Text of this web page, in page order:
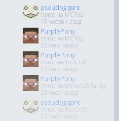
pseudogigant
голос на MCTop
10 часов назад
PurplePony
голос на MCTop
23 часа назад
PurplePony
голос на TopCraft
23 часа назад
PurplePony
голос на MinecraftRating
23 часа назад
pseudogigant
голос на TopCraft
23 часа назад